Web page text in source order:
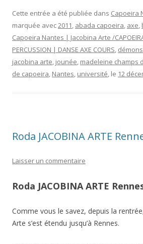
Cette entrée a été publiée dans Capoeira
marquée avec2011, abada capoeira, axe,
Capoeira Nantes | Jacobina Arte /
PERCUSSION | DANSE AXE COURS,
jacobina arte, jounée, madeleine champs
de capoeira, Nantes, université, le 12
Roda JACOBINA ARTE
Laisser un commentaire
Roda JACOBINA ARTE
Comme vous le savez, depuis la
Arte s’est étendu jusqu’à Rennes.